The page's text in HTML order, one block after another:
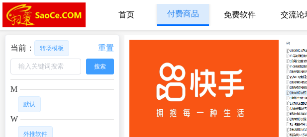
首页 付费商品 免费软件 交流论
当前： 转场模板 重置
搜索
M
默认
W
外推软件